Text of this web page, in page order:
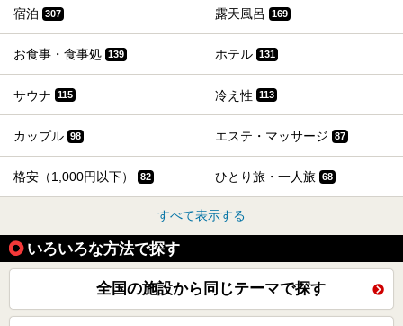
宿泊 307 露天風呂 169
お食事・食事処 139 ホテル 131
サウナ 115 冷え性 113
カップル 98 エステ・マッサージ 87
格安（1,000円以下） 82 ひとり旅・一人旅 68
すべて表示する
いろいろな方法で探す
全国の施設から同じテーマで探す